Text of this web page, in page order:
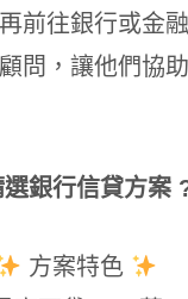
前往銀行或金
問，讓他們協
銀行信貸方案
方案特色